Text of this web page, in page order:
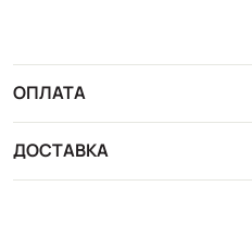
ОПЛАТА
ДОСТАВКА